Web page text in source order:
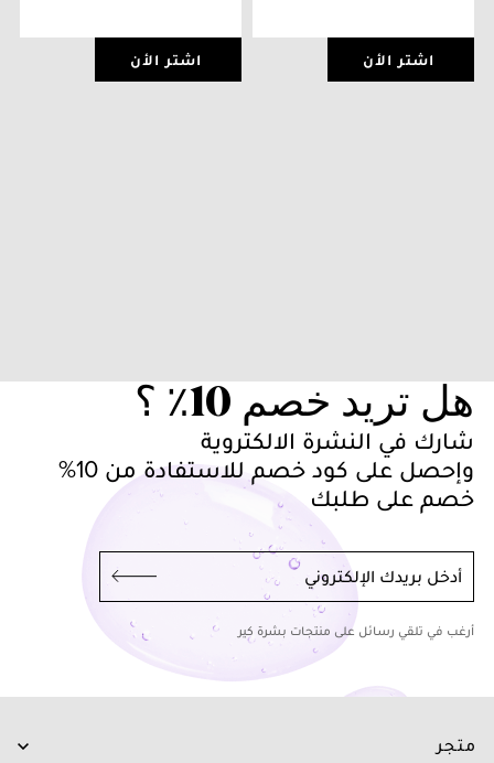
اشتر الأن اشتر الأن
هل تريد خصم 10٪ ؟
شارك في النشرة الالكتروية
وإحصل على كود خصم للاستفادة من 10%
خصم على طلبك
أدخل بريدك الإلكتروني
أرغب في تلقي رسائل على منتجات بشرة كير
متجر